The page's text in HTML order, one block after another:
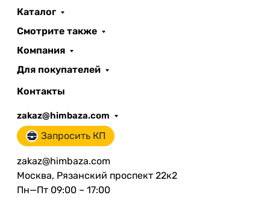
Каталог
Смотрите также
Компания
Для покупателей
Контакты
zakaz@himbaza.com
Запросить КП
zakaz@himbaza.com
Москва, Рязанский проспект 22к2
Пн—Пт 09:00 – 17:00